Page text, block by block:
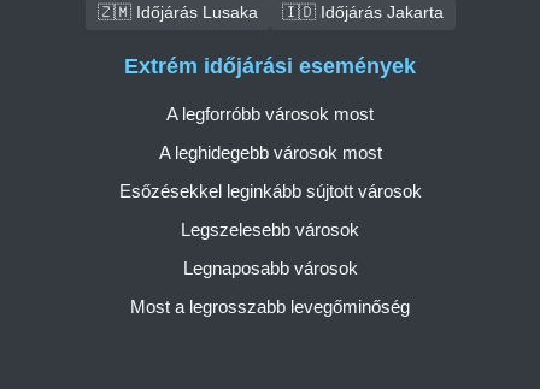
🇿🇲 Időjárás Lusaka
🇮🇩 Időjárás Jakarta
Extrém időjárási események
A legforróbb városok most
A leghidegebb városok most
Esőzésekkel leginkább sújtott városok
Legszelesebb városok
Legnaposabb városok
Most a legrosszabb levegőminőség